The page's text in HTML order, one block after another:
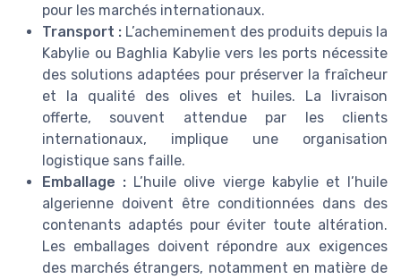
pour les marchés internationaux.
Transport : L’acheminement des produits depuis la
Kabylie ou Baghlia Kabylie vers les ports nécessite
des solutions adaptées pour préserver la fraîcheur
et la qualité des olives et huiles. La livraison
offerte, souvent attendue par les clients
internationaux, implique une organisation
logistique sans faille.
Emballage : L’huile olive vierge kabylie et l’huile
algerienne doivent être conditionnées dans des
contenants adaptés pour éviter toute altération.
Les emballages doivent répondre aux exigences
des marchés étrangers, notamment en matière de